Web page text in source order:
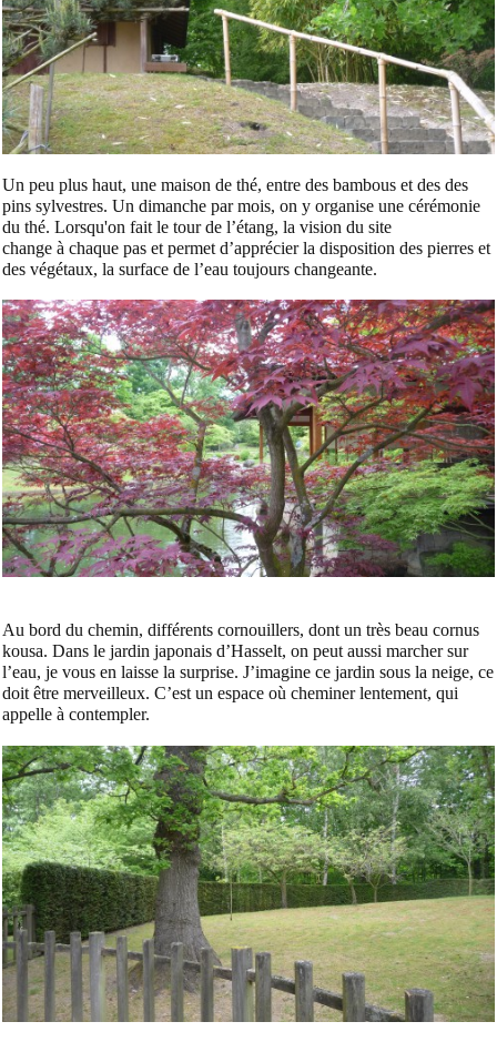
Un peu plus haut, une maison de thé, entre des bambous et des des
pins sylvestres. Un dimanche par mois, on y organise une cérémonie
du thé. Lorsqu'on fait le tour de l’étang, la vision du site
change à chaque pas et permet d’apprécier la disposition des pierres et
des végétaux, la surface de l’eau toujours changeante.
Au bord du chemin, différents cornouillers, dont un très beau cornus
kousa. Dans le jardin japonais d’Hasselt, on peut aussi marcher sur
l’eau, je vous en laisse la surprise. J’imagine ce jardin sous la neige, ce
doit être merveilleux. C’est un espace où cheminer lentement, qui
appelle à contempler.